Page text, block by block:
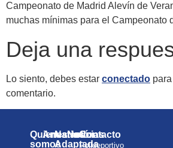
Campeonato de Madrid Alevín de
muchas mínimas para el Campeonato
Deja una
Lo siento, debes estar conectado
comentario.
Quienes
somos
Anuarios
Natación
Adaptada
Noticias
Contacto
Polideportivo